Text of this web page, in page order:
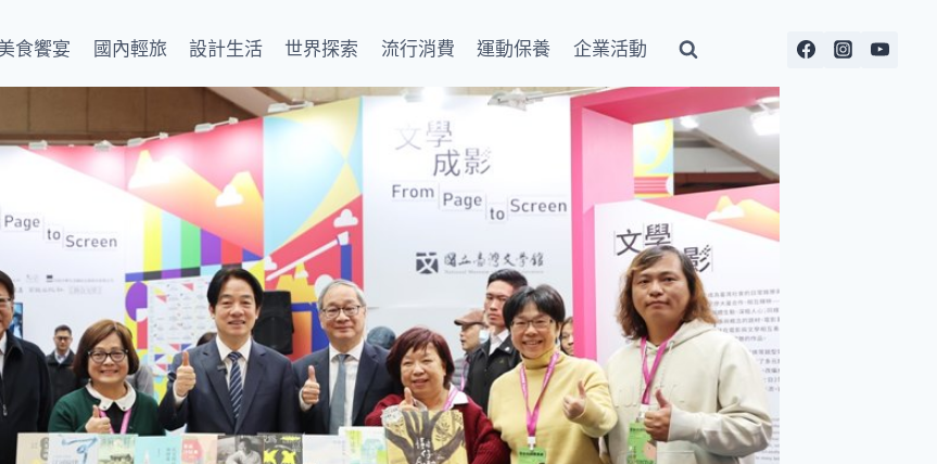
食饗宴 國內輕旅 設計生活 世界探索 流行消費 運動保養 企業活動